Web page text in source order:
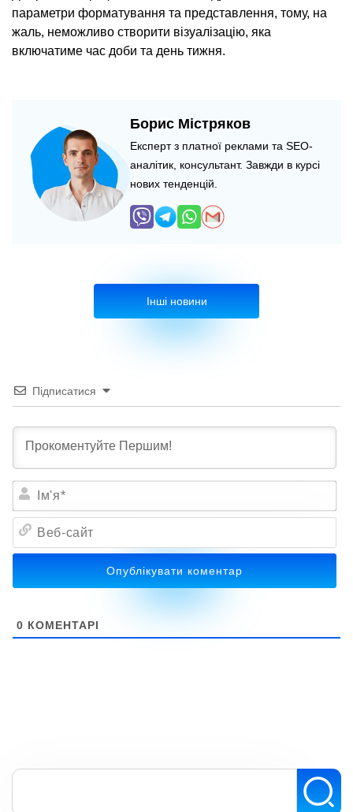
параметри форматування та представлення, тому, на
жаль, неможливо створити візуалізацію, яка
включатиме час доби та день тижня.
Борис Містряков
Експерт з платної реклами та SEO-
аналітик, консультант. Завжди в курсі
нових тенденцій.
Інші новини
Підписатися
0 КОМЕНТАРІ